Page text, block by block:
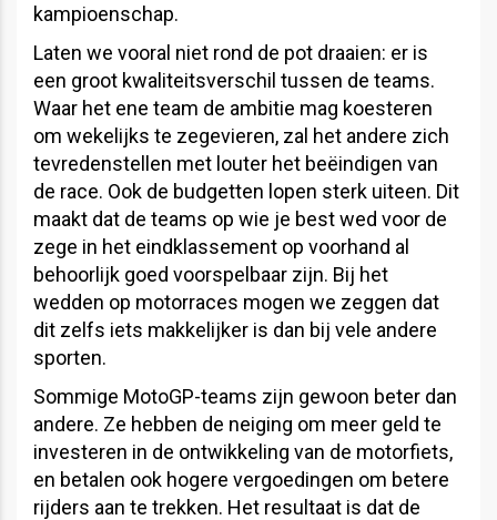
kampioenschap.
Laten we vooral niet rond de pot draaien: er is
een groot kwaliteitsverschil tussen de teams.
Waar het ene team de ambitie mag koesteren
om wekelijks te zegevieren, zal het andere zich
tevredenstellen met louter het beëindigen van
de race. Ook de budgetten lopen sterk uiteen. Dit
maakt dat de teams op wie je best wed voor de
zege in het eindklassement op voorhand al
behoorlijk goed voorspelbaar zijn. Bij het
wedden op motorraces mogen we zeggen dat
dit zelfs iets makkelijker is dan bij vele andere
sporten.
Sommige MotoGP-teams zijn gewoon beter dan
andere. Ze hebben de neiging om meer geld te
investeren in de ontwikkeling van de motorfiets,
en betalen ook hogere vergoedingen om betere
rijders aan te trekken. Het resultaat is dat de